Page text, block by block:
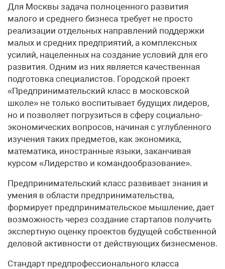
Для Москвы задача полноценного развития
малого и среднего бизнеса требует не просто
реализации отдельных направлений поддержки
малых и средних предприятий, а комплексных
усилий, нацеленных на создание условий для его
развития. Одним из них является качественная
подготовка специалистов. Городской проект
«Предпринимательский класс в московской
школе» не только воспитывает будущих лидеров,
но и позволяет погрузиться в сферу социально-
экономических вопросов, начиная с углубленного
изучения таких предметов, как экономика,
математика, иностранные языки, заканчивая
курсом «Лидерство и командо­образование».
Предпринимательский класс развивает знания и
умения в области предпринимательства,
формирует предпринимательское мышление, дает
возможность через создание стартапов получить
экспертную оценку проектов будущей собственной
деловой активности от действующих бизнесменов.
Стандарт предпрофессионального класса